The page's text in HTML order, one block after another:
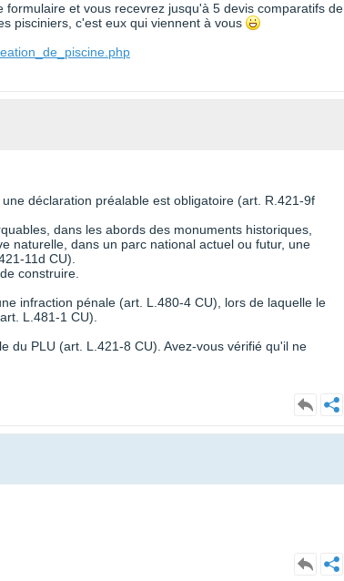
et vous recevrez jusqu'à 5 devis comparatifs de
pisciniers, c'est eux qui viennent à vous
déclaration préalable est obligatoire (art. R.421-9f
dans les abords des monuments historiques,
naturelle, dans un parc national actuel ou futur, une
11d CU).
construire.
infraction pénale (art. L.480-4 CU), lors de laquelle le
L.481-1 CU).
du PLU (art. L.421-8 CU). Avez-vous vérifié qu'il ne